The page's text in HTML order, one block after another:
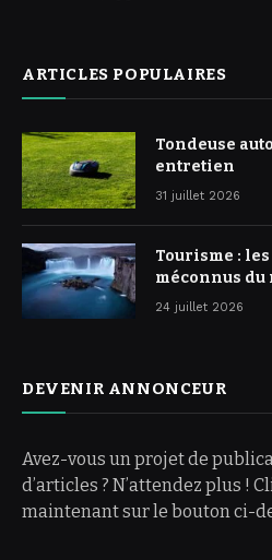
ARTICLES POPULAIRES
Tondeuse
entretien
31 juillet 2026
Tourisme :
méconnus du
24 juillet 2026
DEVENIR ANNONCEUR
Avez-vous un projet de
d’articles ? N’attendez plus !
maintenant sur le bouton ci-